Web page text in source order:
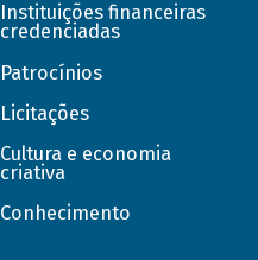
Instituições financeiras
credenciadas
Patrocínios
Licitações
Cultura e economia
criativa
Conhecimento